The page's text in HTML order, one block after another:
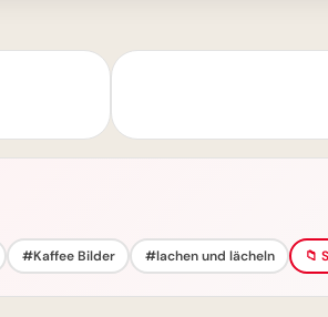
#Kaffee Bilder #lachen und lächeln 📁